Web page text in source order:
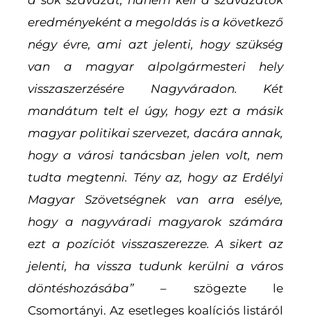
eredményeként a megoldás is a következő
négy évre, ami azt jelenti, hogy szükség
van a magyar alpolgármesteri hely
visszaszerzésére Nagyváradon. Két
mandátum telt el úgy, hogy ezt a másik
magyar politikai szervezet, dacára annak,
hogy a városi tanácsban jelen volt, nem
tudta megtenni. Tény az, hogy az Erdélyi
Magyar Szövetségnek van arra esélye,
hogy a nagyváradi magyarok számára
ezt a pozíciót visszaszerezze. A sikert az
jelenti, ha vissza tudunk kerülni a város
döntéshozásába” – szögezte le
Csomortányi. Az esetleges koalíciós listáról